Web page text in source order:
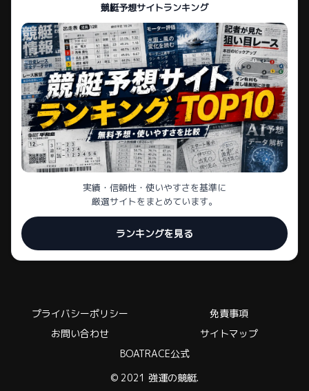
競艇予想サイトランキング
実績・信頼性・使いやすさを基準に
厳選サイトをまとめています。
ランキングを見る
プライバシーポリシー
免責事項
お問い合わせ
サイトマップ
BOATRACE公式
© 2021 強運の競艇.